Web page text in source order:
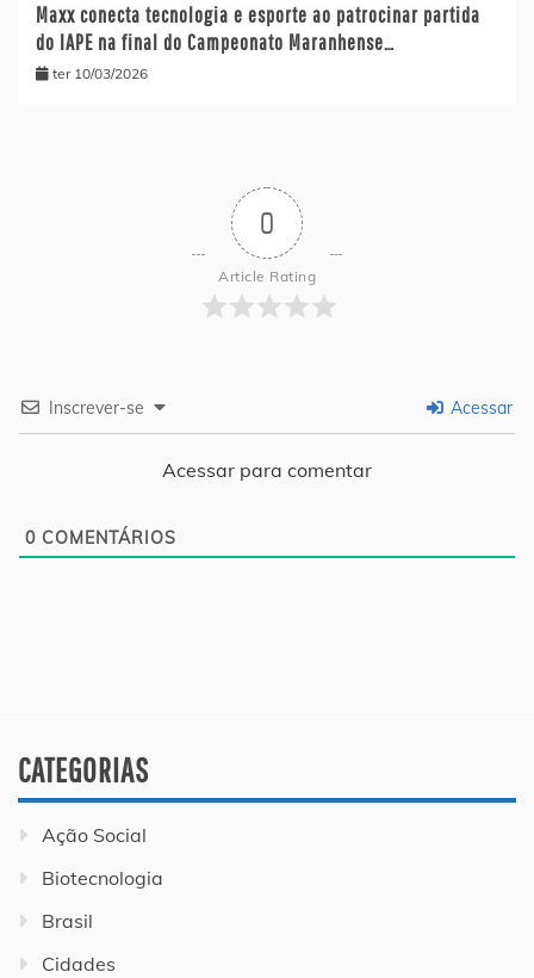
Maxx conecta tecnologia e esporte ao patrocinar partida
do IAPE na final do Campeonato Maranhense…
ter 10/03/2026
0
Article Rating
Inscrever-se Acessar
Acessar para comentar
0 COMENTÁRIOS
CATEGORIAS
Ação Social
Biotecnologia
Brasil
Cidades